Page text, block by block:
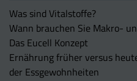
Was sind Vitalstoffe?
Wann brauchen Sie Makro-
Das Eucell Konzept
Ernährung früher versus
der Essgewohnheiten